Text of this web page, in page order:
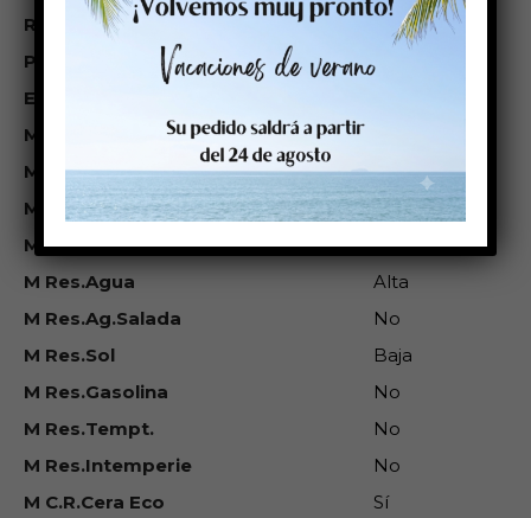
R_Largo_mt
0
Plazo aprovisionamiento
10
Et. Peso Rollo (kg)
M Térm Directo
M Trans.Termica
Sí
M Inkjet
Sí
M Láser
No
M Res.Agua
Alta
M Res.Ag.Salada
No
M Res.Sol
Baja
M Res.Gasolina
No
M Res.Tempt.
No
M Res.Intemperie
No
M C.R.Cera Eco
Sí